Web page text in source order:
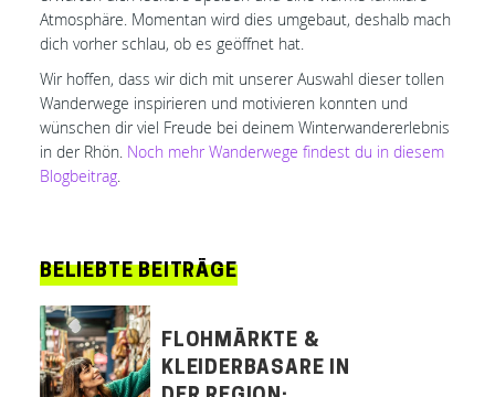
Atmosphäre. Momentan wird dies umgebaut, deshalb mach
dich vorher schlau, ob es geöffnet hat.
Wir hoffen, dass wir dich mit unserer Auswahl dieser tollen
Wanderwege inspirieren und motivieren konnten und
wünschen dir viel Freude bei deinem Winterwandererlebnis
in der Rhön. Noch mehr Wanderwege findest du in diesem
Blogbeitrag.
BELIEBTE BEITRÄGE
FLOHMÄRKTE &
KLEIDERBASARE IN